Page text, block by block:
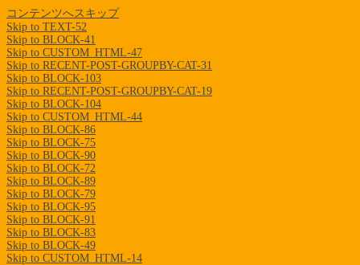
コンテンツへスキップ
Skip to TEXT-52
Skip to BLOCK-41
Skip to CUSTOM_HTML-47
Skip to RECENT-POST-GROUPBY-CAT-31
Skip to BLOCK-103
Skip to RECENT-POST-GROUPBY-CAT-19
Skip to BLOCK-104
Skip to CUSTOM_HTML-44
Skip to BLOCK-86
Skip to BLOCK-75
Skip to BLOCK-90
Skip to BLOCK-72
Skip to BLOCK-89
Skip to BLOCK-79
Skip to BLOCK-95
Skip to BLOCK-91
Skip to BLOCK-83
Skip to BLOCK-49
Skip to CUSTOM_HTML-14